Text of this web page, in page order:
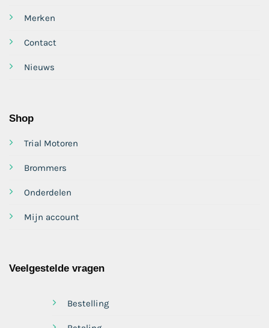
Merken
Contact
Nieuws
Shop
Trial Motoren
Brommers
Onderdelen
Mijn account
Veelgestelde vragen
Bestelling